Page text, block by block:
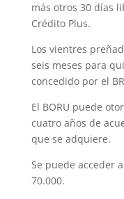
más otros 30 días
Crédito Plus.
Los vientres
seis meses para
concedido por el
El BORU puede
cuatro años de
que se adquiere.
Se puede acceder
70.000.